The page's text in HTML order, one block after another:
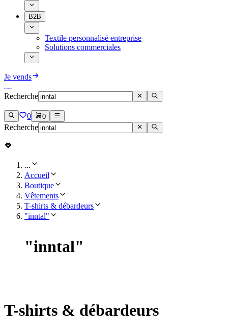
B2B
Textile personnalisé entreprise
Solutions commerciales
Je vends
Recherche
0 0
Recherche
...
Accueil
Boutique
Vêtements
T-shirts & débardeurs
"inntal"
"inntal"
T-shirts & débardeurs